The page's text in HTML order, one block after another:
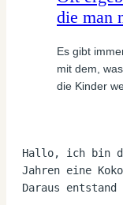
die man
Es gibt
mit dem,
die Kinder
Hallo, ich bin
Jahren eine
Daraus entstand